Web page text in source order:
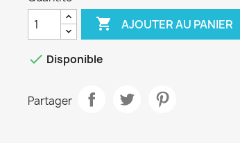
 AJOUTER AU PANIER
 Disponible
Partager